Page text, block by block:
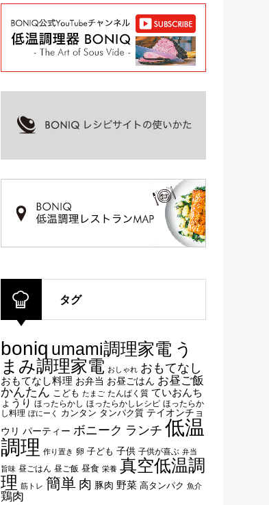
タグ
boniq umami調理家電 う
まみ調理家電 おしゃれ おもてなし
おもてなし料理 お弁当 お昼ごはん お昼ご飯
かんたん こども たまご たんぱく質 ていおんち
ょうり ほったらかし ほったらかしレシピ ほったらか
し料理 ぼにーく カンタン タンパク質 テイオンチョ
ウリ パーティー ボニーク ランチ 低温
調理 作り置き 卵 子ども 子供 子供が喜ぶ 弁当
旨味 昼ごはん 昼ご飯 昼食 栄養 真空低温調
理 筋トレ 簡単 肉 豚肉 野菜 高タンパク 魚介
鶏肉